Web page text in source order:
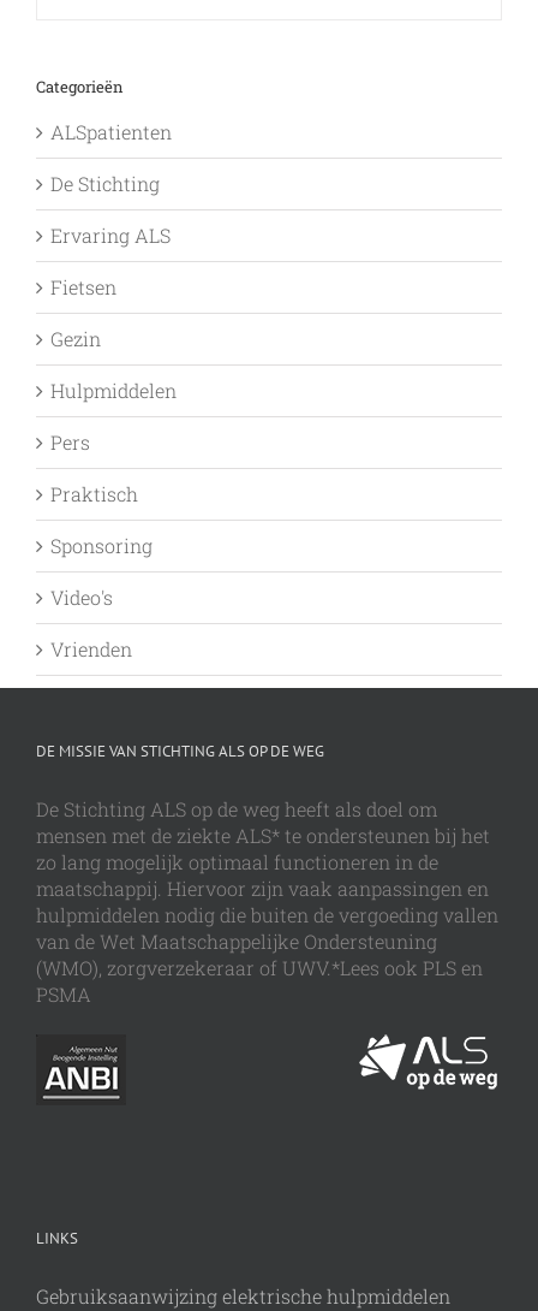
Categorieën
ALSpatienten
De Stichting
Ervaring ALS
Fietsen
Gezin
Hulpmiddelen
Pers
Praktisch
Sponsoring
Video's
Vrienden
DE MISSIE VAN STICHTING ALS OP DE WEG
De Stichting ALS op de weg heeft als doel om
mensen met de ziekte ALS* te ondersteunen bij het
zo lang mogelijk optimaal functioneren in de
maatschappij. Hiervoor zijn vaak aanpassingen en
hulpmiddelen nodig die buiten de vergoeding vallen
van de Wet Maatschappelijke Ondersteuning
(WMO), zorgverzekeraar of UWV.*Lees ook PLS en
PSMA
LINKS
Gebruiksaanwijzing elektrische hulpmiddelen